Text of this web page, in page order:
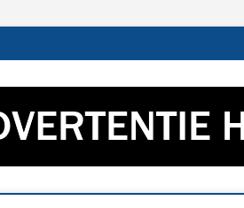
nieuws uit